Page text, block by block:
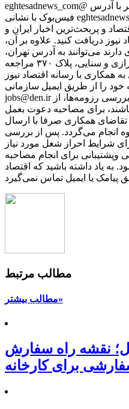
eghtesadnews_com@ در توییتر با آدرس eghtesadnews@ و در
فیس‌بوک با نشانی eghtesadnews فعالیت می‌کند. روزانه می‌توانید
و پربحث‌ترین اخبار ایران و
نیوز دریافت کنید. علاوه بر آن،
می‌توانند به آدرس تهران،
خیابان مطهری، بین میرزای شیرازی و سنایی، پلاک ۳۷۰ مراجعه
همکاری با رسانه‌ اقتصاد نیوز
خود را از طریق ایمیل سازمانی
jobs@den.ir تکمیل و ارسال نمایند. پس از بررسی رزومه‌ها، از
برای مصاحبه دعوت بعمل
تقاضای همکاری صرفا با ارسال
انجام می‌گردد. پس از بررسی
شرایط احراز شغل مورد نیاز
وپشتیبانی برای انجام مصاحبه
یاد داشته باشید که اقتصاد
مطالب مرتبط
مطالب بیشتر»
نقشه راه سفارش
برای کارخانه